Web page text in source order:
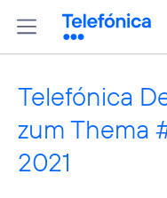
Telefónica
zum Thema
2021